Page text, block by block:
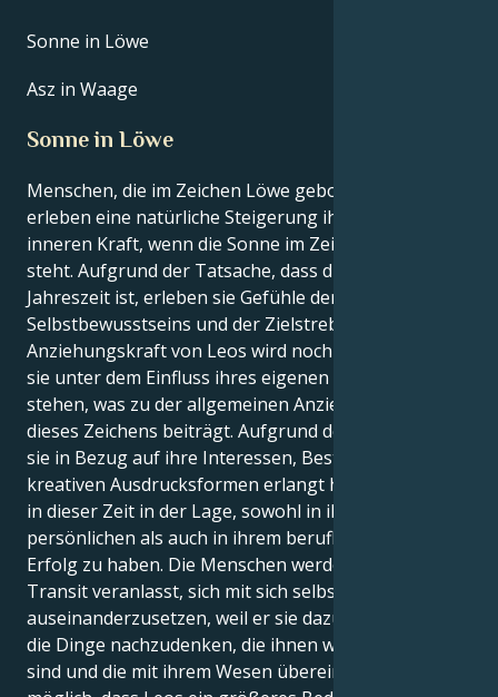
Sonne in Löwe
Asz in Waage
Sonne in Löwe
Menschen, die im Zeichen Löwe geboren sind,
erleben eine natürliche Steigerung ihrer eigenen
inneren Kraft, wenn die Sonne im Zeichen Löwe
steht. Aufgrund der Tatsache, dass dies ihre
Jahreszeit ist, erleben sie Gefühle der Macht, des
Selbstbewusstseins und der Zielstrebigkeit. Die
Anziehungskraft von Leos wird noch verstärkt, wenn
sie unter dem Einfluss ihres eigenen Sonnenzeichens
stehen, was zu der allgemeinen Anziehungskraft
dieses Zeichens beiträgt. Aufgrund der Klarheit, die
sie in Bezug auf ihre Interessen, Bestrebungen und
kreativen Ausdrucksformen erlangt haben, sind Leos
in dieser Zeit in der Lage, sowohl in ihrem
persönlichen als auch in ihrem beruflichen Leben
Erfolg zu haben. Die Menschen werden durch diesen
Transit veranlasst, sich mit sich selbst
auseinanderzusetzen, weil er sie dazu bringt, über
die Dinge nachzudenken, die ihnen wirklich wichtig
sind und die mit ihrem Wesen übereinstimmen. Es ist